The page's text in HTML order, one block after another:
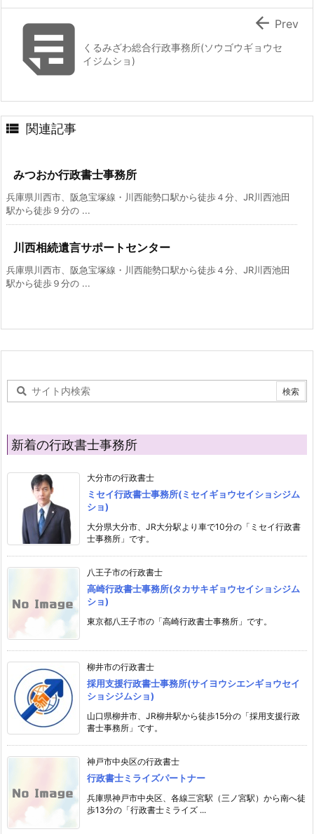
くるみざわ総合行政事務所(ソウゴウギョウセ
イジムショ)
 Prev
 関連記事
みつおか行政書士事務所
兵庫県川西市、阪急宝塚線・川西能勢口駅から徒歩４分、JR川西池田
駅から徒歩９分の ...
川西相続遺言サポートセンター
兵庫県川西市、阪急宝塚線・川西能勢口駅から徒歩４分、JR川西池田
駅から徒歩９分の ...
新着の行政書士事務所
大分市の行政書士
ミセイ行政書士事務所(ミセイギョウセイショシジム
ショ)
大分県大分市、JR大分駅より車で10分の「ミセイ行政書
士事務所」です。
八王子市の行政書士
高崎行政書士事務所(タカサキギョウセイショシジム
ショ)
東京都八王子市の「高崎行政書士事務所」です。
柳井市の行政書士
採用支援行政書士事務所(サイヨウシエンギョウセイ
ショシジムショ)
山口県柳井市、JR柳井駅から徒歩15分の「採用支援行政
書士事務所」です。
神戸市中央区の行政書士
行政書士ミライズパートナー
兵庫県神戸市中央区、各線三宮駅（三ノ宮駅）から南へ徒
歩13分の「行政書士ミライズ ...